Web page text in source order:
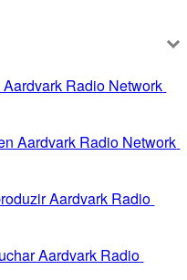
Aardvark Radio Network
Aardvark Radio Network
Aardvark Radio
Aardvark Radio